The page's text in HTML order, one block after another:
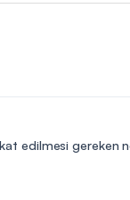
edilmesi gereken